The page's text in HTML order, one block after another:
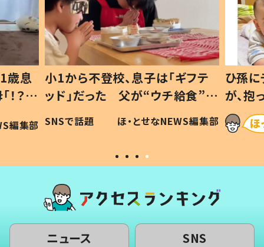
歳息
？」
編集部
小1から不登校、息子は「ギフテ
ッド」だった 父が“ウチ給食”を
作り続ける理由とは #令和の親
#令和の子
SNSで話題 ほ・とせなNEWS編集部
ひ孫
が、
「涙が
い」
ニュース SNS